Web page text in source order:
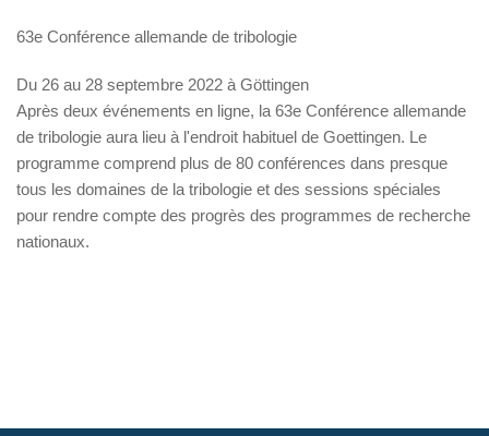
63e Conférence allemande de tribologie
Du 26 au 28 septembre 2022 à Göttingen
Après deux événements en ligne, la 63e Conférence allemande
de tribologie aura lieu à l'endroit habituel de Goettingen. Le
programme comprend plus de 80 conférences dans presque
tous les domaines de la tribologie et des sessions spéciales
pour rendre compte des progrès des programmes de recherche
nationaux.